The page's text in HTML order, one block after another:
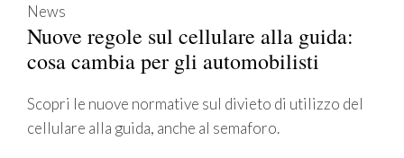
News
Nuove regole sul cellulare alla guida:
cosa cambia per gli automobilisti
Scopri le nuove normative sul divieto di utilizzo del
cellulare alla guida, anche al semaforo.